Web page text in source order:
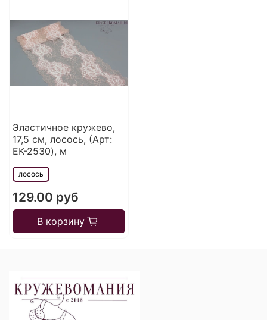
Эластичное кружево,
17,5 см, лосось, (Арт:
EK-2530), м
лосось
129.00 руб
В корзину